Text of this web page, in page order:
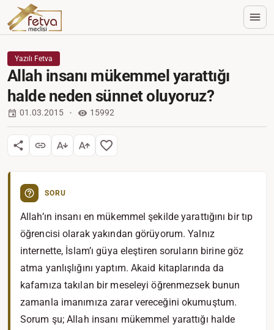
Yazılı Fetva
Allah insanı mükemmel yarattığı
halde neden sünnet oluyoruz?
01.03.2015 15992
SORU
Allah’ın insanı en mükemmel şekilde yarattığını bir tıp
öğrencisi olarak yakından görüyorum. Yalnız
internette, İslam’ı güya eleştiren soruların birine göz
atma yanlışlığını yaptım. Akaid kitaplarında da
kafamıza takılan bir meseleyi öğrenmezsek bunun
zamanla imanımıza zarar vereceğini okumuştum.
Sorum şu; Allah insanı mükemmel yarattığı halde